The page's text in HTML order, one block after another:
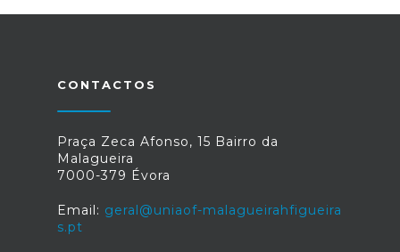
CONTACTOS
Praça Zeca Afonso, 15 Bairro da
Malagueira
7000-379 Évora
Email: geral@uniaof-malagueirahfigueira
s.pt